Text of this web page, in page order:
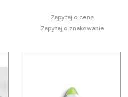
Zapytaj o cenę
Zapytaj o znakowanie